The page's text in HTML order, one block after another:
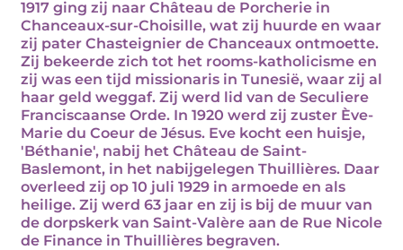
1917 ging zij naar Château de Porcherie in
Chanceaux-sur-Choisille, wat zij huurde en waar
zij pater Chasteignier de Chanceaux ontmoette.
Zij bekeerde zich tot het rooms-katholicisme en
zij was een tijd missionaris in Tunesië, waar zij al
haar geld weggaf. Zij werd lid van de Seculiere
Franciscaanse Orde. In 1920 werd zij zuster Ève-
Marie du Coeur de Jésus. Eve kocht een huisje,
'Béthanie', nabij het Château de Saint-
Baslemont, in het nabijgelegen Thuillières. Daar
overleed zij op 10 juli 1929 in armoede en als
heilige. Zij werd 63 jaar en zij is bij de muur van
de dorpskerk van Saint-Valère aan de Rue Nicole
de Finance in Thuillières begraven.